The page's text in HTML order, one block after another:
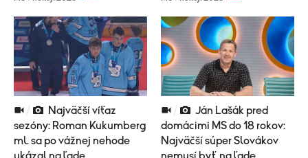
sezóny: Roman Kukumberg
ml. sa po vážnej nehode
ukázal na ľade
domácimi MS do 18 rokov:
Najväčší súper Slovákov
nemusí byť na ľade